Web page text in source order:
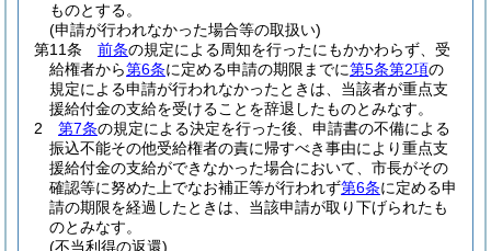
ものとする。
(申請が行われなかった場合等の取扱い)
第11条
前条の規定による周知を行ったにもかかわらず、受
給権者から第6条に定める申請の期限までに第5条第2項の
規定による申請が行われなかったときは、当該者が重点支
援給付金の支給を受けることを辞退したものとみなす。
2
第7条の規定による決定を行った後、申請書の不備による
振込不能その他受給権者の責に帰すべき事由により重点支
援給付金の支給ができなかった場合において、市長がその
確認等に努めた上でなお補正等が行われず第6条に定める申
請の期限を経過したときは、当該申請が取り下げられたも
のとみなす。
(不当利得の返還)